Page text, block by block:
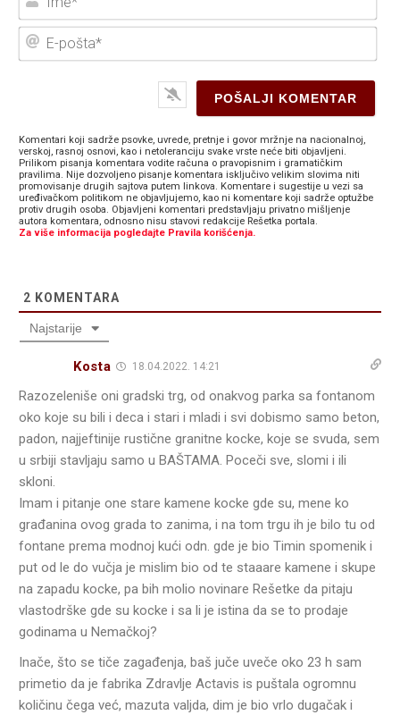
E-
Komentari koji sadrže psovke, uvrede, pretnje i govor mržnje na nacionalnoj,
verskoj, rasnoj osnovi, kao i netoleranciju svake vrste neće biti objavljeni.
Prilikom pisanja komentara vodite računa o pravopisnim i gramatičkim
pravilima. Nije dozvoljeno pisanje komentara isključivo velikim slovima niti
promovisanje drugih sajtova putem linkova. Komentare i sugestije u vezi sa
uređivačkom politikom ne objavljujemo, kao ni komentare koji sadrže optužbe
protiv drugih osoba. Objavljeni komentari predstavljaju privatno mišljenje
autora komentara, odnosno nisu stavovi redakcije Rešetka portala.
Za više informacija pogledajte Pravila korišćenja.
2 KOMENTARA
Najstarije
Kosta 18.04.2022. 14:21
Razozeleniše oni gradski trg, od onakvog parka sa fontanom
oko koje su bili i deca i stari i mladi i svi dobismo samo beton,
padon, najjeftinije rustične granitne kocke, koje se svuda, sem
u srbiji stavljaju samo u BAŠTAMA. Poceči sve, slomi i ili
skloni.
Imam i pitanje one stare kamene kocke gde su, mene ko
građanina ovog grada to zanima, i na tom trgu ih je bilo tu od
fontane prema modnoj kući odn. gde je bio Timin spomenik i
put od le do vučja je mislim bio od te staaare kamene i skupe
na zapadu kocke, pa bih molio novinare Rešetke da pitaju
vlastodrške gde su kocke i sa li je istina da se to prodaje
godinama u Nemačkoj?
Inače, što se tiče zagađenja, baš juče uveče oko 23 h sam
primetio da je fabrika Zdravlje Actavis is puštala ogromnu
količinu čega već, mazuta valjda, dim je bio vrlo dugačak i